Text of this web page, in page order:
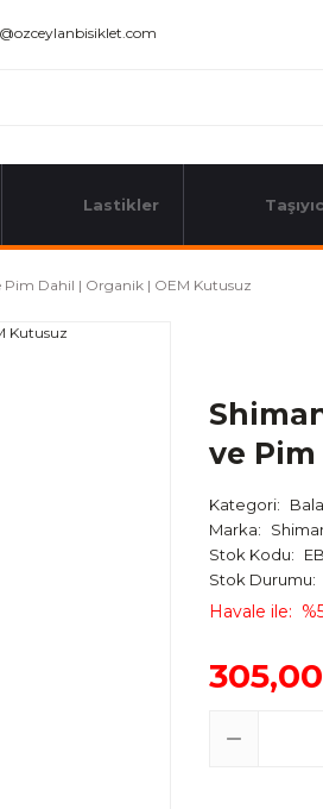
Lastikler
Pim Dahil | Organik | OEM Kutusuz
ve
Kategori
Marka
Stok Kodu
Stok Durumu
Havale ile